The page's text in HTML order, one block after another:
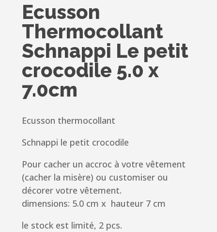
Ecusson
Thermocollant
Schnappi Le petit
crocodile 5.0 x
7.0cm
Ecusson thermocollant
Schnappi le petit crocodile
Pour cacher un accroc à votre vêtement
(cacher la misère) ou customiser ou
décorer votre vêtement.
dimensions: 5.0 cm x hauteur 7 cm
le stock est limité, 2 pcs.